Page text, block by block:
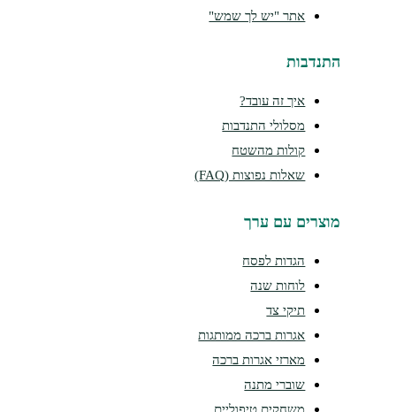
אתר "יש לך שמש"
איך זה עובד?
מסלולי התנדבות
קולות מהשטח
שאלות נפוצות (FAQ)
עם ערך
הגדות לפסח
אגרות ברכה ממותגות
מארזי אגרות ברכה
שוברי מתנה